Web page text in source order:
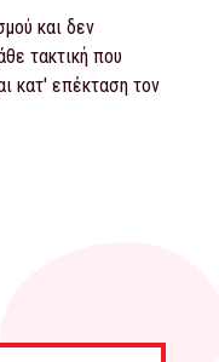
και δεν
τακτική που
κατ' επέκταση τον
Ομάδα